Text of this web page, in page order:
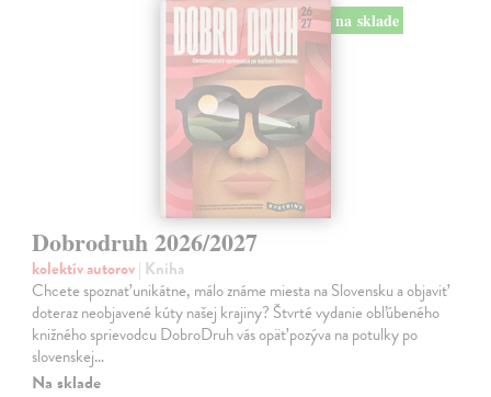
na sklade
Dobrodruh 2026/2027
kolektív autorov| Kniha
Chcete spoznať unikátne, málo známe miesta na Slovensku a objaviť
doteraz neobjavené kúty našej krajiny? Štvrté vydanie obľúbeného
knižného sprievodcu DobroDruh vás opäť pozýva na potulky po
slovenskej…
Na sklade